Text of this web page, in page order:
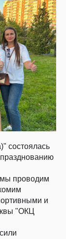
состоялась
мы проводим
и
"ОКЦ